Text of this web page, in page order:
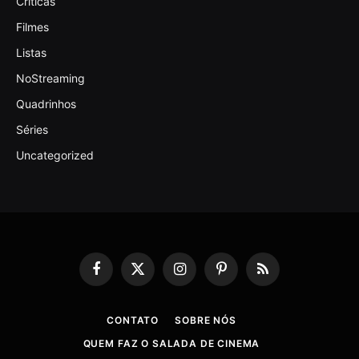
Filmes
Listas
NoStreaming
Quadrinhos
Séries
Uncategorized
Facebook
X
(Twitter)
InstagramPinterestRSS
CONTATO
SOBRE NÓS
QUEM FAZ O SALADA DE CINEMA